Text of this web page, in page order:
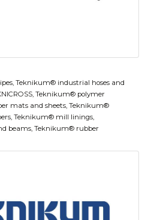
Teknikum® industrial hoses and
Teknikum® polymer
mats and sheets, Teknikum®
Teknikum® mill linings,
beams, Teknikum® rubber